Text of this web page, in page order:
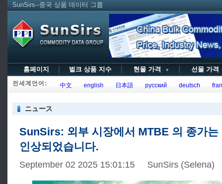
SunSirs--중국 상품 데이터 그룹
홈페이지 벌크 상품 지수 현물 가격 ▼ 선물 가
전세계언어: 中文 english 日本語 русский deutsch
ニュース
SunSirs: 외부 시장에서 MTBE 의 종가는
인상되었습니다.
September 02 2025 15:01:15 SunSirs (Selena)